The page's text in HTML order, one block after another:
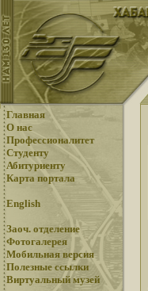
Главная
О нас
Профессионалитет
Студенту
Абитуриенту
Карта портала
English
Заоч. отделение
Фотогалерея
Мобильная версия
Полезные ссылки
Виртуальный музей